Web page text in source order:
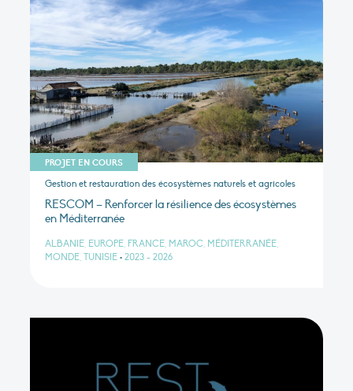
PROJET EN COURS
Gestion et restauration des écosystèmes naturels et agricoles
RESCOM – Renforcer la résilience des écosystèmes
en Méditerranée
ALBANIE, EUROPE, FRANCE, MAROC, MÉDITERRANÉE,
MONDE, TUNISIE • 2023 - 2026